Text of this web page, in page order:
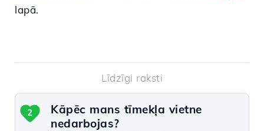
lapā.
Līdzīgi raksti
Kāpēc mans tīmekļa vietne
nedarbojas?
2